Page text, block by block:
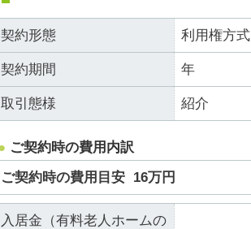
契約形態 利用権方式
契約期間 年
取引態様 紹介
ご契約時の費用内訳
ご契約時の費用目安 16万円
入居金（有料老人ホームの